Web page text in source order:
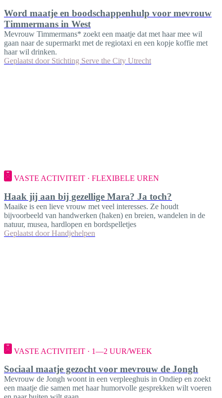
Word maatje en boodschappenhulp voor mevrouw
Timmermans in West
Mevrouw Timmermans* zoekt een maatje dat met haar mee wil
gaan naar de supermarkt met de regiotaxi en een kopje koffie met
haar wil drinken.
Geplaatst door Stichting Serve the City Utrecht
VASTE ACTIVITEIT · FLEXIBELE UREN
Haak jij aan bij gezellige Mara? Ja toch?
Maaike is een lieve vrouw met veel interesses. Ze houdt
bijvoorbeeld van handwerken (haken) en breien, wandelen in de
natuur, musea, hardlopen en bordspelletjes
Geplaatst door Handjehelpen
VASTE ACTIVITEIT · 1—2 UUR/WEEK
Sociaal maatje gezocht voor mevrouw de Jongh
Mevrouw de Jongh woont in een verpleeghuis in Ondiep en zoekt
een maatje die samen met haar humorvolle gesprekken wilt voeren